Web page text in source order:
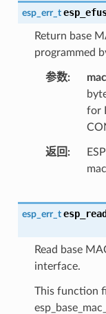
esp_err_t
Return base
programmed
参数 mac
for
返回
esp_err_t
Read base
interface.
This function